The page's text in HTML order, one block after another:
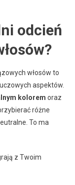
odcień
włosów to
aspektów.
kolorem oraz
różne
To ma
z Twoim